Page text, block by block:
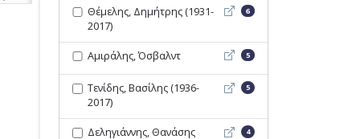
Θέμελης, Δημήτρης (1931-
2017)
Θέμελης, Δημήτρης
6
Αμιράλης, Όσβαλντ Αμιράλης, Όσβαλντ - Opac
5
Τενίδης, Βασίλης (1936-
2017)
Τενίδης, Βασίλης (1936-
5
Δεληγιάννης, Θανάσης Δεληγιάννης, Θανάσης -
4